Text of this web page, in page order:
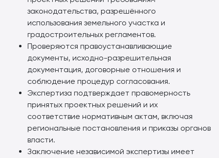
законодательства, разрешённого
использования земельного участка и
градостроительных регламентов.
Проверяются правоустанавливающие
документы, исходно-разрешительная
документация, договорные отношения и
соблюдение процедур согласования.
Экспертиза подтверждает правомерность
принятых проектных решений и их
соответствие нормативным актам, включая
региональные постановления и приказы органов
власти.
Заключение независимой экспертизы имеет